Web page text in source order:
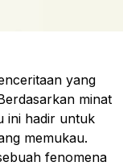
yang
minat
ini hadir untuk
memukau.
fenomena